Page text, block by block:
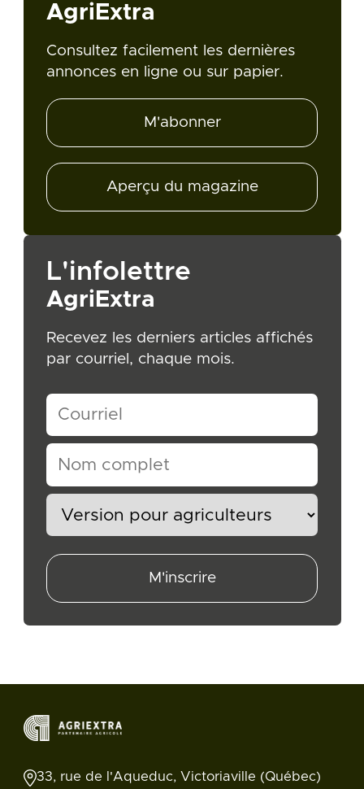
AgriExtra
Consultez facilement les dernières
annonces en ligne ou sur papier.
M'abonner
Aperçu du magazine
L'infolettre
AgriExtra
Recevez les derniers articles affichés
par courriel, chaque mois.
M'inscrire
33, rue de l'Aqueduc, Victoriaville (Québec)